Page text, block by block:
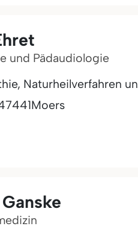
und Pädaudiologie
Naturheilverfahren
Moers